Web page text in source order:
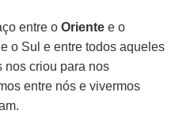
entre oOriente e o
o Sul e entre todos aqueles
nos criou para nos
entre nós e vivermos